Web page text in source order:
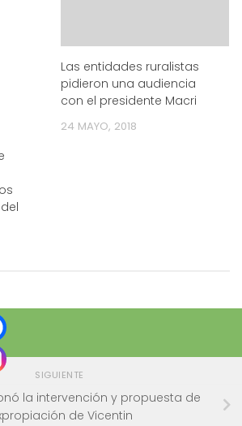
Las entidades ruralistas
pidieron una audiencia
con el presidente Macri
24 MAYO, 2018
SIGUIENTE
la intervención y propuesta de
de Vicentin